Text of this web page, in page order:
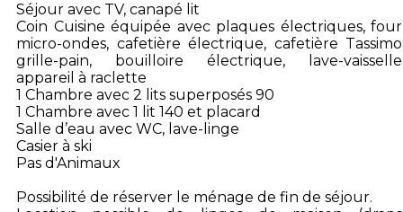
Séjour avec TV, canapé lit
Coin Cuisine équipée avec plaques électriques,
micro-ondes, cafetière électrique, cafetière
grille-pain, bouilloire électrique, lave-
appareil à raclette
1 Chambre avec 2 lits superposés 90
1 Chambre avec 1 lit 140 et placard
Salle d’eau avec WC, lave-linge
Casier à ski
Pas d'Animaux
Possibilité de réserver le ménage de fin de séjour.